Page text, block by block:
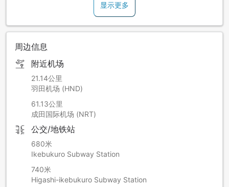
显示更多
周边信息
附近机场
21.14公里
羽田机场 (HND)
61.13公里
成田国际机场 (NRT)
公交/地铁站
680米
Ikebukuro Subway Station
740米
Higashi-ikebukuro Subway Station